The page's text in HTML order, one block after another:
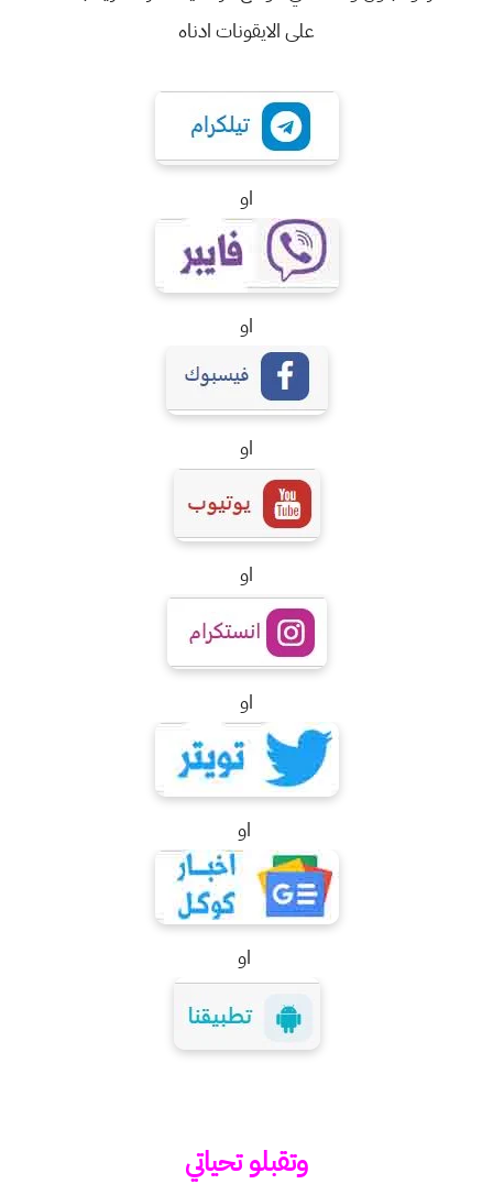
على الايقونات ادناه
او
او
او
او
او
او
او
وتقبلو تحياتي